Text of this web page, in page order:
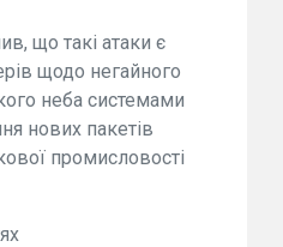
що такі атаки є
щодо негайного
неба системами
нових пакетів
промисловості